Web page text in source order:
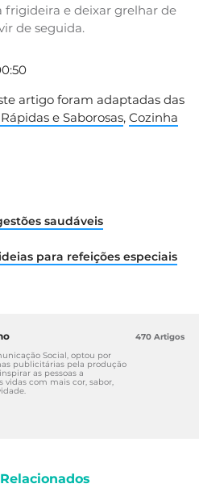
frigideira e deixar grelhar de
de seguida.
artigo foram adaptadas das
e Saborosas, Cozinha
saudáveis
para refeições especiais
Social, optou por
publicitárias pela produção
as pessoas a
vidas com mais cor, sabor,
470 Artigos